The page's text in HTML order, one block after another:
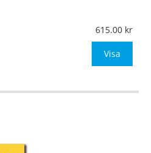
0,7mm (väggmontage)
annat mått upp till 0,03m²)
615.00
Visa